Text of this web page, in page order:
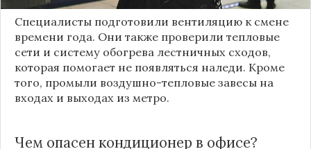
Специалисты подготовили вентиляцию к смене
времени года. Они также проверили тепловые
сети и систему обогрева лестничных сходов,
которая помогает не появляться наледи. Кроме
того, промыли воздушно-тепловые завесы на
входах и выходах из метро.
Чем опасен кондиционер в офисе?